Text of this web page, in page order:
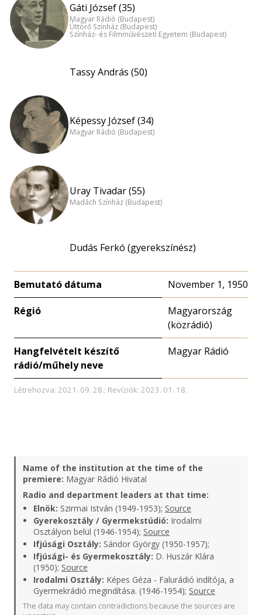
Gáti József (35)
Magyar Rádió (Budapest)
Úttörő Színház (Budapest)
Színház- és Filmművészeti Egyetem (Budapest)
Tassy András (50)
Képessy József (34)
Magyar Rádió (Budapest)
Uray Tivadar (55)
Madách Színház (Budapest)
Dudás Ferkó (gyerekszínész)
Bemutató dátuma November 1, 1950
Régió
Magyarország
(közrádió)
Hangfelvételt készítő
rádió/műhely neve
Magyar Rádió
Létrehozva: 2021. 09. 28.; Revíziók: 2023. 01. 18.
Name of the institution at the time of the
premiere: Magyar Rádió Hivatal
Radio and department leaders at that time:
Elnök: Szirmai István (1949-1953); Source
Gyerekosztály / Gyermekstúdió: Irodalmi
Osztályon belül (1946-1954); Source
Ifjúsági Osztály: Sándor György (1950-1957);
Ifjúsági- és Gyermekosztály: D. Huszár Klára
(1950); Source
Irodalmi Osztály: Képes Géza - Falurádió indítója, a
Gyermekrádió megindítása. (1946-1954); Source
The data may contain contradictions because the sources are